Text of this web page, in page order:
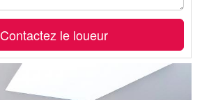
Contactez le loueur